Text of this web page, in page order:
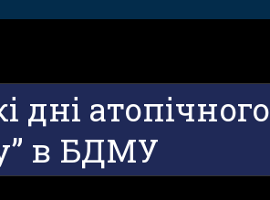
дні атопічного
в БДМУ